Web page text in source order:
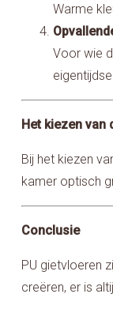
Warme
Voor wie
Het kiezen van
Bij het kiezen
kamer optisch
Conclusie
PU gietvloeren
creëren, er is